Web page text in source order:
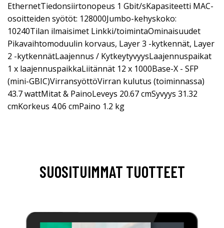
EthernetTiedonsiirtonopeus 1 Gbit/sKapasiteetti MAC-
osoitteiden syötöt: 128000Jumbo-kehyskoko:
10240Tilan ilmaisimet Linkki/toimintaOminaisuudet
Pikavaihtomoduulin korvaus, Layer 3 -kytkennät, Layer
2 -kytkennätLaajennus / KytkeytyvyysLaajennuspaikat
1 x laajennuspaikkaLiitännät 12 x 1000Base-X - SFP
(mini-GBIC)VirransyöttöVirran kulutus (toiminnassa)
43.7 wattMitat & PainoLeveys 20.67 cmSyvyys 31.32
cmKorkeus 4.06 cmPaino 1.2 kg
SUOSITUIMMAT TUOTTEET